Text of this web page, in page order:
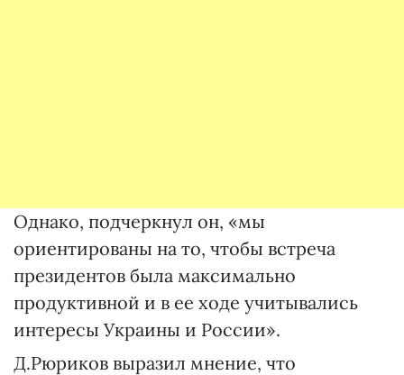
Однако, подчеркнул он, «мы
ориентированы на то, чтобы встреча
президентов была максимально
продуктивной и в ее ходе учитывались
интересы Украины и России».
Д.Рюриков выразил мнение, что